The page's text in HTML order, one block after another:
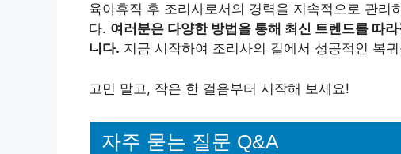
육아휴직 후 조리사로서의 경력을 지속적으로 관리
다. 여러분은 다양한 방법을 통해 최신 트렌드를 따
니다. 지금 시작하여 조리사의 길에서 성공적인 복
고민 말고, 작은 한 걸음부터 시작해 보세요!
자주 묻는 질문 Q&A